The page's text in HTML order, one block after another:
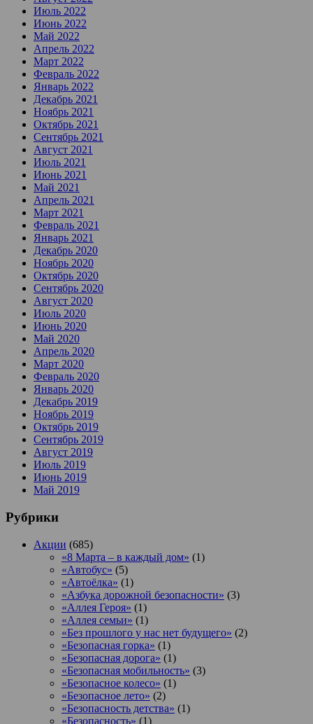
Июль 2022
Июнь 2022
Май 2022
Апрель 2022
Март 2022
Февраль 2022
Январь 2022
Декабрь 2021
Ноябрь 2021
Октябрь 2021
Сентябрь 2021
Август 2021
Июль 2021
Июнь 2021
Май 2021
Апрель 2021
Март 2021
Февраль 2021
Январь 2021
Декабрь 2020
Ноябрь 2020
Октябрь 2020
Сентябрь 2020
Август 2020
Июль 2020
Июнь 2020
Май 2020
Апрель 2020
Март 2020
Февраль 2020
Январь 2020
Декабрь 2019
Ноябрь 2019
Октябрь 2019
Сентябрь 2019
Август 2019
Июль 2019
Июнь 2019
Май 2019
Рубрики
Акции (685)
«8 Марта – в каждый дом» (1)
«Автобус» (5)
«Автоёлка» (1)
«Азбука дорожной безопасности» (3)
«Аллея Героя» (1)
«Аллея семьи» (1)
«Без прошлого у нас нет будущего» (2)
«Безопасная горка» (1)
«Безопасная дорога» (1)
«Безопасная мобильность» (3)
«Безопасное колесо» (1)
«Безопасное лето» (2)
«Безопасность детства» (1)
«Безопасность» (1)